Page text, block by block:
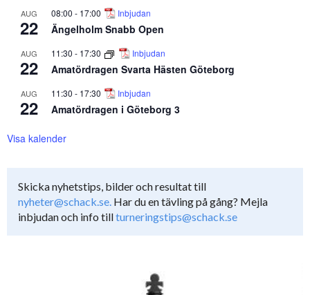
AUG
22
08:00 - 17:00 Inbjudan
Ängelholm Snabb Open
AUG
22
11:30 - 17:30 Inbjudan
Amatördragen Svarta Hästen Göteborg
AUG
22
11:30 - 17:30 Inbjudan
Amatördragen i Göteborg 3
Visa kalender
Skicka nyhetstips, bilder och resultat till
nyheter@schack.se. Har du en tävling på gång? Mejla
inbjudan och info tillturneringstips@schack.se